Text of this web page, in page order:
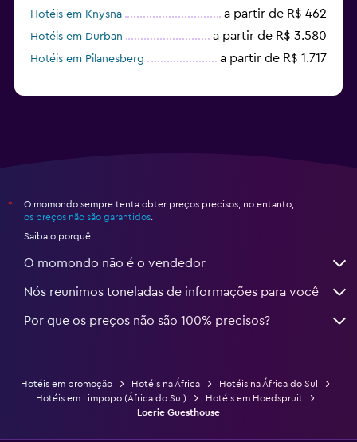
Hotéis em Knysna a partir de R$ 462
Hotéis em Durban a partir de R$ 3.580
Hotéis em Pilanesberg a partir de R$ 1.717
*
O momondo sempre tenta obter preços precisos, no entanto,
os preços não são garantidos
Saiba o porquê:
O momondo não é o vendedor
Nós reunimos toneladas de informações para você
Por que os preços não são 100% precisos?
Hotéis em promoção Hotéis na África
Hotéis na África do Sul
Hotéis em Limpopo (África do Sul)
Hotéis em Hoedspruit
Loerie Guesthouse